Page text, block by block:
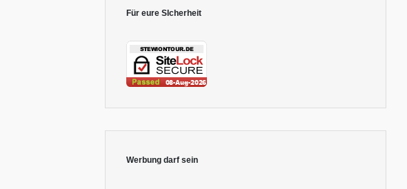
Für eure SIcherheit
Werbung darf sein